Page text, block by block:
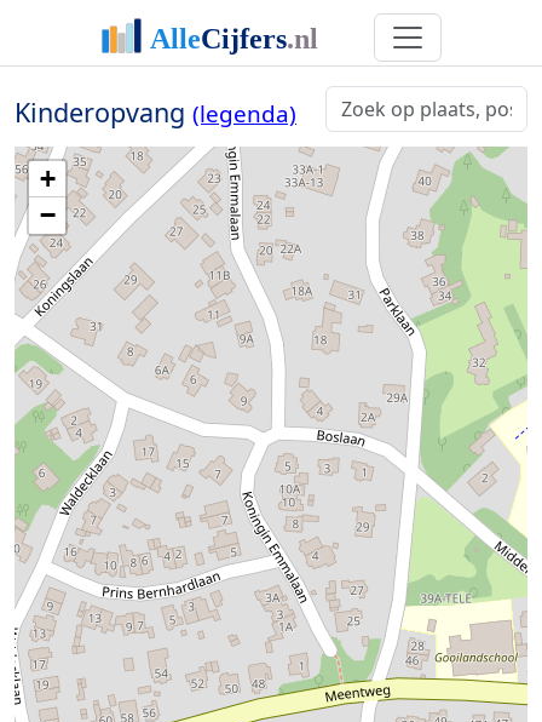
Kinderopvang (legenda)
+
−